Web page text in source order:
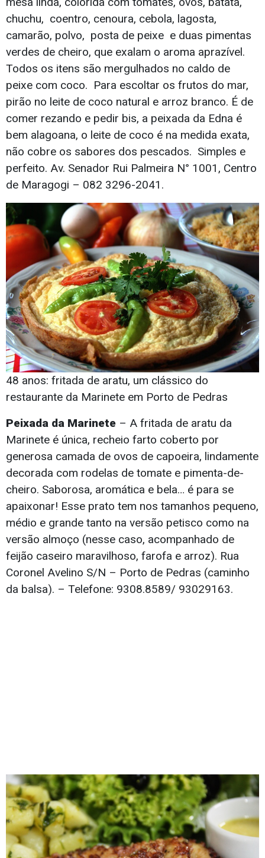
chuchu, coentro, cenoura, cebola, lagosta,
camarão, polvo, posta de peixe e duas pimentas
verdes de cheiro, que exalam o aroma aprazível.
Todos os itens são mergulhados no caldo de
peixe com coco. Para escoltar os frutos do mar,
pirão no leite de coco natural e arroz branco. É de
comer rezando e pedir bis, a peixada da Edna é
bem alagoana, o leite de coco é na medida exata,
não cobre os sabores dos pescados. Simples e
perfeito. Av. Senador Rui Palmeira N° 1001, Centro
de Maragogi – 082 3296-2041.
48 anos: fritada de aratu, um clássico do
restaurante da Marinete em Porto de Pedras
Peixada da Marinete – A fritada de aratu da
Marinete é única, recheio farto coberto por
generosa camada de ovos de capoeira, lindamente
decorada com rodelas de tomate e pimenta-de-
cheiro. Saborosa, aromática e bela… é para se
apaixonar! Esse prato tem nos tamanhos pequeno,
médio e grande tanto na versão petisco como na
versão almoço (nesse caso, acompanhado de
feijão caseiro maravilhoso, farofa e arroz). Rua
Coronel Avelino S/N – Porto de Pedras (caminho
da balsa). – Telefone: 9308.8589/ 93029163.